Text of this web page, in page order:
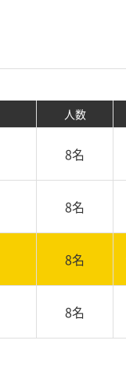
人数
8名
8名
8名
8名